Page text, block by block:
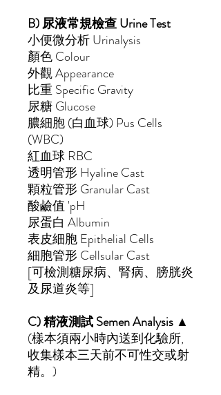
B) 尿液常規檢查Urine Test
小便微分析Urinalysis
顏色Colour
外觀Appearance
比重Specific Gravity
尿糖Glucose
膿細胞(白血球) Pus Cells
(WBC)
紅血球RBC
透明管形Hyaline Cast
顆粒管形Granular Cast
酸鹼值'pH
尿蛋白 Albumin
表皮細胞Epithelial Cells
細胞管形Cellsular Cast
[可檢測糖尿病、腎病、膀胱炎
及尿道炎等]
C)精液測試Semen Analysis ▲
(樣本須兩小時內送到化驗所,
收集樣本三天前不可性交或射
精。 )